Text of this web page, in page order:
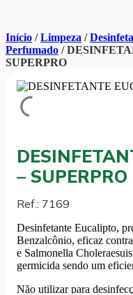
Início /Limpeza /
Perfumado /
SUPERPRO
– SUPERPRO
Ref.: 7169
Desinfetante Eucalipto,
Benzalcônio, eficaz
e Salmonella
germicida sendo um
Não utilizar para